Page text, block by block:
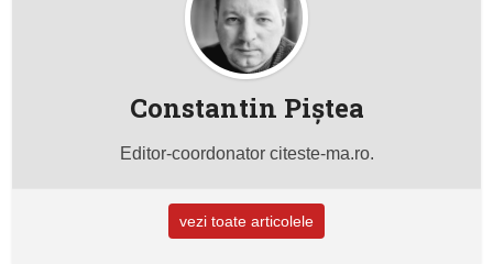
Constantin Piştea
Editor-coordonator citeste-ma.ro.
vezi toate articolele